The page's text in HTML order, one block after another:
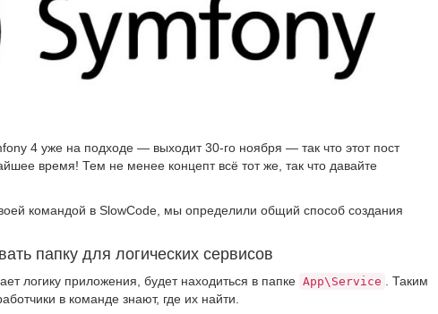
4 уже на подходе — выходит 30-го ноября — так что этот пост
время! Тем не менее концепт всё тот же, так что давайте
командой в SlowCode, мы определили общий способ создания
папку для логических сервисов
логику приложения, будет находиться в папке App\Service
. Таким
в команде знают, где их найти.